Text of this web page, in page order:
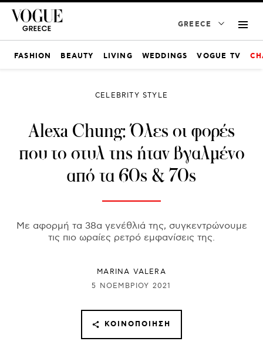
GREECE
FASHION BEAUTY LIVING WEDDINGS VOGUE TV
CELEBRITY STYLE
Alexa Chung: Όλες οι φορές
που το στυλ της ήταν βγαλμένο
από τα 60s & 70s
Με αφορμή τα 38α γενέθλιά της, συγκεντρώνουμε
τις πιο ωραίες ρετρό εμφανίσεις της.
MARINA VALERA
5 ΝΟΕΜΒΡΊΟΥ 2021
ΚΟΙΝΟΠΟΊΗΣΗ